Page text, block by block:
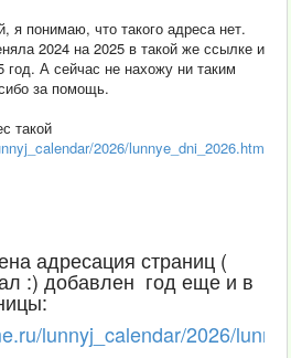
я понимаю, что такого адреса нет.
2024 на 2025 в такой же ссылке и
А сейчас не нахожу ни таким
за помощь.
такой
2026/lunnye_dni_2026.html
адресация страниц (
:) добавлен год еще и в
lunnyj_calendar/2026/